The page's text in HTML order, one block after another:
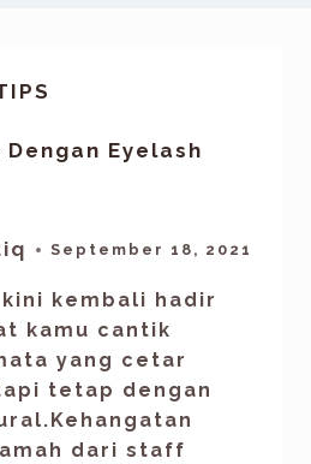
Eyelash
September 18, 2021
kembali hadir
kamu cantik
yang cetar
tetap dengan
dari staff